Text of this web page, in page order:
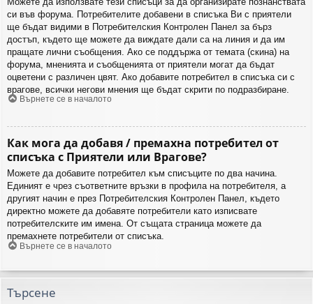
си във форума. Потребителите добавени в списъка Ви с приятели
ще бъдат видими в Потребителския Контролен Панел за бърз
достъп, където ще можете да виждате дали са на линия и да им
пращате лични съобщения. Ако се поддържа от темата (скина) на
форума, мненията и съобщенията от приятели могат да бъдат
оцветени с различен цвят. Ако добавите потребител в списъка си с
врагове, всички негови мнения ще бъдат скрити по подразбиране.
Върнете се в началото
Как мога да добавя / премахна потребител от
списъка с Приятели или Врагове?
Можете да добавите потребител към списъците по два начина.
Единият е чрез съответните връзки в профила на потребителя, а
другият начин е през Потребителския Контролен Панел, където
директно можете да добавяте потребители като изписвате
потребителските им имена. От същата страница можете да
премахнете потребители от списъка.
Върнете се в началото
Търсене